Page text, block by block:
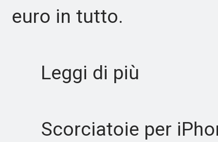
euro in tutto.
Leggi di più
Scorciatoie per